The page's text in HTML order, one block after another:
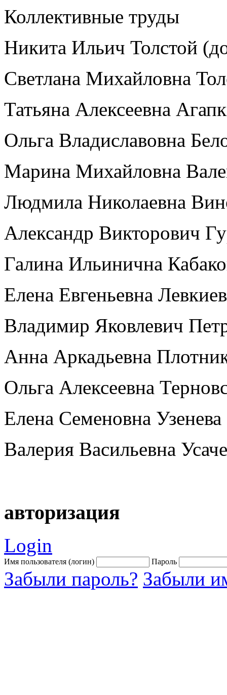
Коллективные труды
Никита Ильич Толстой
Светлана Михайловна
Татьяна Алексеевна
Ольга Владиславовна
Марина Михайловна
Людмила Николаевна
Александр Викторович
Галина Ильинична
Елена Евгеньевна
Владимир Яковлевич
Анна Аркадьевна
Ольга Алексеевна
Елена Семеновна Узенева
Валерия Васильевна
авторизация
Login
Имя пользователя (логин) Пароль
Забыли пароль? Забыли